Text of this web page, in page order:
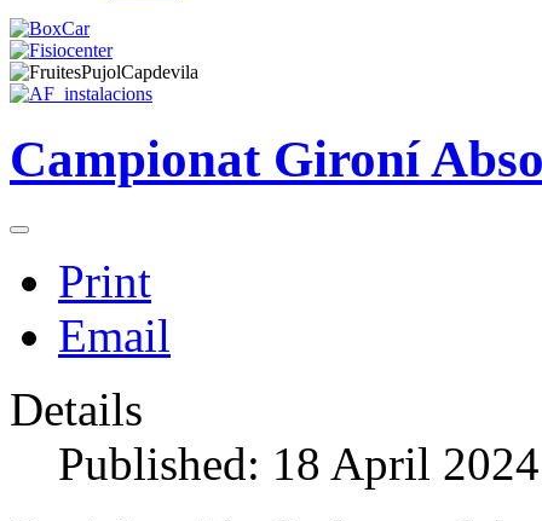
Campionat Gironí
Print
Email
Details
Published: 18 April 2024